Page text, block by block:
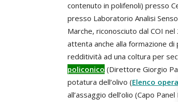
contenuto in polifenoli) presso
presso Laboratorio Analisi
Marche, riconosciuto dal COI
attenta anche alla formazione
redditività ad una coltura per
policonico (Direttore Giorgio
potatura dell’olivo (Elenco
all’assaggio dell’olio (Capo